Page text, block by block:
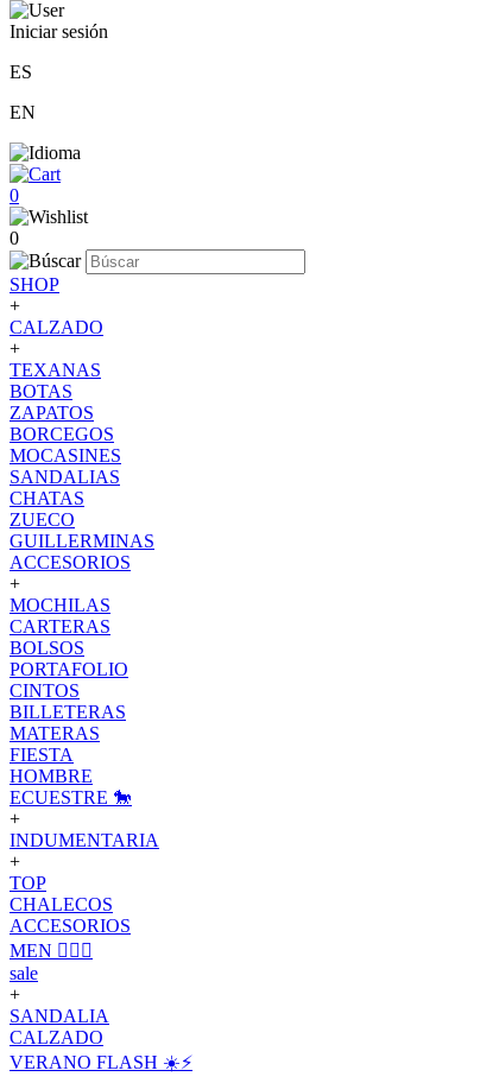
Iniciar sesión
ES
EN
0
0
SHOP
+
CALZADO
+
TEXANAS
BOTAS
ZAPATOS
BORCEGOS
MOCASINES
SANDALIAS
CHATAS
ZUECO
GUILLERMINAS
ACCESORIOS
+
MOCHILAS
CARTERAS
BOLSOS
PORTAFOLIO
CINTOS
BILLETERAS
MATERAS
FIESTA
HOMBRE
ECUESTRE 🐎
+
INDUMENTARIA
+
TOP
CHALECOS
ACCESORIOS
MEN 🙋🏽‍♂️
sale
+
SANDALIA
CALZADO
VERANO FLASH ☀️⚡️